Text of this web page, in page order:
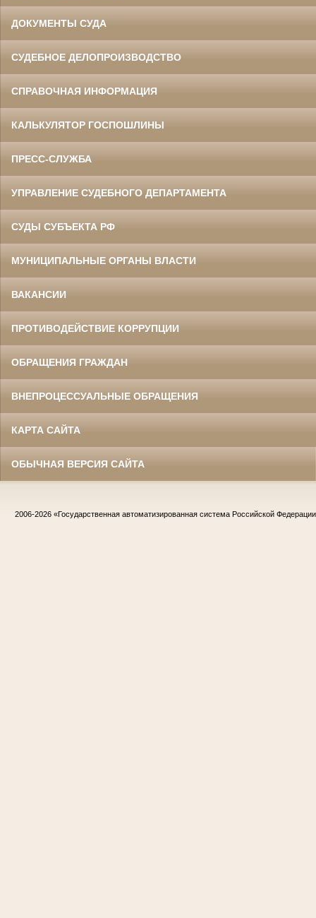
ДОКУМЕНТЫ СУДА
СУДЕБНОЕ ДЕЛОПРОИЗВОДСТВО
СПРАВОЧНАЯ ИНФОРМАЦИЯ
КАЛЬКУЛЯТОР ГОСПОШЛИНЫ
ПРЕСС-СЛУЖБА
УПРАВЛЕНИЕ СУДЕБНОГО ДЕПАРТАМЕНТА
СУДЫ СУБЪЕКТА РФ
МУНИЦИПАЛЬНЫЕ ОРГАНЫ ВЛАСТИ
ВАКАНСИИ
ПРОТИВОДЕЙСТВИЕ КОРРУПЦИИ
ОБРАЩЕНИЯ ГРАЖДАН
ВНЕПРОЦЕССУАЛЬНЫЕ ОБРАЩЕНИЯ
КАРТА САЙТА
ОБЫЧНАЯ ВЕРСИЯ САЙТА
2006-2026 «Государственная автоматизированная система Российской